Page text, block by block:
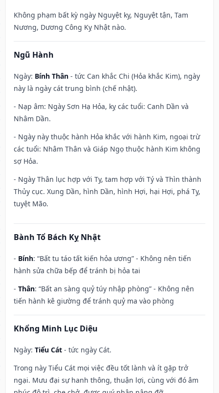
Không phạm bất kỳ ngày Nguyệt kỵ, Nguyệt tận, Tam
Nương, Dương Công Kỵ Nhật nào.
Ngũ Hành
Ngày: Bính Thân - tức Can khắc Chi (Hỏa khắc Kim), ngày
này là ngày cát trung bình (chế nhật).
- Nạp âm: Ngày Sơn Hạ Hỏa, kỵ các tuổi: Canh Dần và
Nhâm Dần.
- Ngày này thuộc hành Hỏa khắc với hành Kim, ngoại trừ
các tuổi: Nhâm Thân và Giáp Ngọ thuộc hành Kim không
sợ Hỏa.
- Ngày Thân lục hợp với Tỵ, tam hợp với Tý và Thìn thành
Thủy cục. Xung Dần, hình Dần, hình Hợi, hại Hợi, phá Tỵ,
tuyệt Mão.
Bành Tổ Bách Kỵ Nhật
- Bính: “Bất tu táo tất kiến hỏa ương” - Không nên tiến
hành sửa chữa bếp để tránh bị hỏa tai
- Thân: “Bất an sàng quỷ túy nhập phòng” - Không nên
tiến hành kê giường để tránh quỷ ma vào phòng
Khổng Minh Lục Diệu
Ngày: Tiểu Cát - tức ngày Cát.
Trong này Tiểu Cát mọi việc đều tốt lành và ít gặp trở
ngại. Mưu đại sự hanh thông, thuận lợi, cùng với đó âm